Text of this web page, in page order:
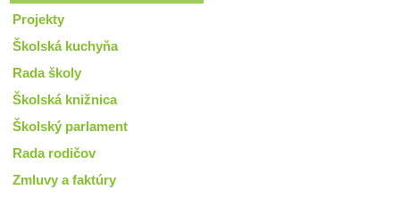
Projekty
Školská kuchyňa
Rada školy
Školská knižnica
Školský parlament
Rada rodičov
Zmluvy a faktúry